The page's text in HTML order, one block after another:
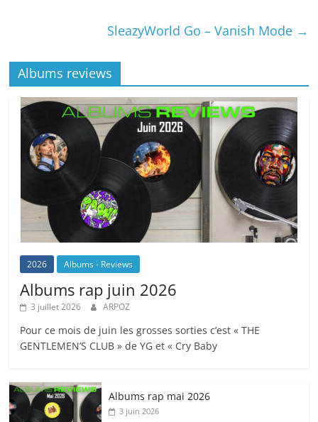
SleazyWorld Go – Vanish Mode →
Albums reviews
2026 Albums - Reviews
Albums rap juin 2026
3 juillet 2026 ARPOZ
Pour ce mois de juin les grosses sorties c’est « THE
GENTLEMEN’S CLUB » de YG et « Cry Baby
Albums rap mai 2026
3 juin 2026